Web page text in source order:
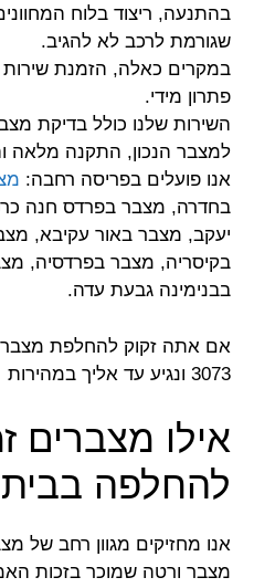
בהתנעה, ריצוד בלוח
שגורמת לרכב לא להגיב.
במקרים כאלה, הזמנת
פתרון מידי.
השירות שלנו כולל בדיקת
למצבר הנכון, התקנה מלאה
אנו פועלים בפריסה רחבה:
בחדרה, מצבר בפרדס חנה
יעקב, מצבר באור עקיבא,
בקיסריה, מצבר בפרדסיה,
בבנימינה גבעת עדה.
3073 ונגיע עד אליך במהירות
אילו מצברים
להחלפה
אנו מחזיקים מגוון רחב של
מצבר ורטה שמוכר בזכות